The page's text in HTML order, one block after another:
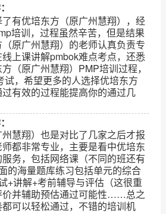
有优培东方（原广州慧翔），经
培训，过程虽然辛苦，但是结果
原广州慧翔）的老师认真负责专
上课讲解pmbok难点考点，还悉
（原广州慧翔）PMP培训过程，
试，希望更多的人选择优培东方
过有效的过程能提高你的通过几
慧翔）也是对比了几家之后才报
都非常专业，主要是看中优培东
务，包括网络课（不同的班还有
的海量题库练习包括单元的综合
+讲解+考前辅导与评估（这很重
价并辅助预估通过可能性……总之
可以轻松通过，不错的培训机